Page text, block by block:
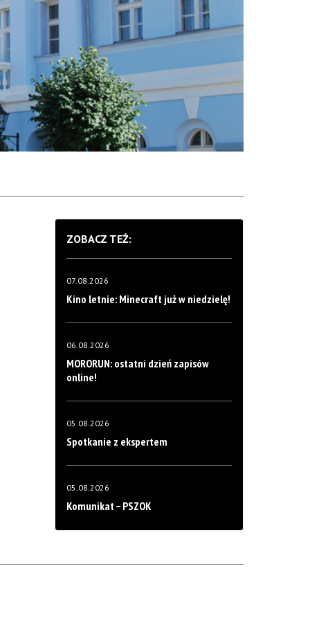
ZOBACZ TEŻ:
07.08.2026
Kino letnie: Minecraft już w niedzielę!
06.08.2026
MORORUN: ostatni dzień zapisów
online!
05.08.2026
Spotkanie z ekspertem
05.08.2026
Komunikat – PSZOK